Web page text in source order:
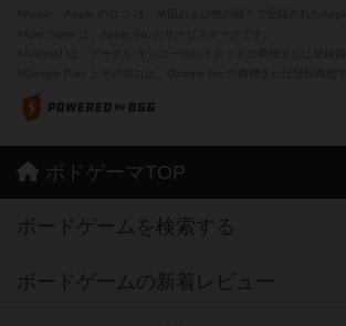
ボドゲーマTOP
ボードゲームを検索する
ボードゲームの新着レビュー